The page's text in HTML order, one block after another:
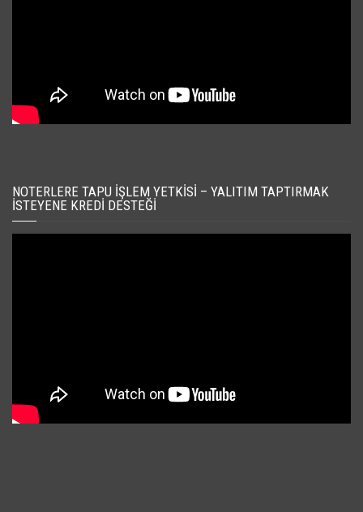
NOTERLERE TAPU İŞLEM YETKISI – YALITIM TAPTIRMAK
İSTEYENE KREDI DESTEĞI